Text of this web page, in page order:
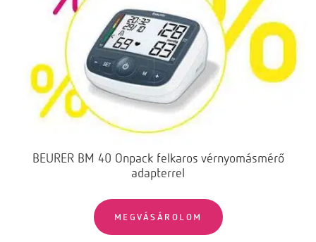
BEURER BM 40 Onpack felkaros vérnyomásmérő
adapterrel
MEGVÁSÁROLOM